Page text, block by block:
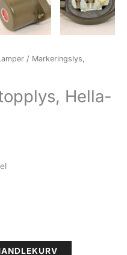
/ Markeringslys,
Hella-